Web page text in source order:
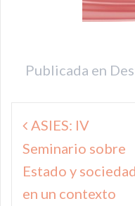
Publicada en
Navegación
de
entradas
ASIES: IV
Seminario sobre
Estado y sociedad
en un contexto